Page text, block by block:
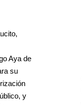
Aya de
su
y